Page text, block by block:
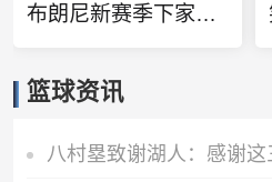
布朗尼新赛季下家预测概率：骑士46% 湖人42% 黄蜂10%
篮球资讯